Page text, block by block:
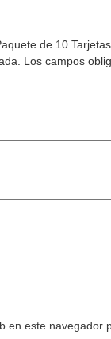
de 10
Los campos
este navegador